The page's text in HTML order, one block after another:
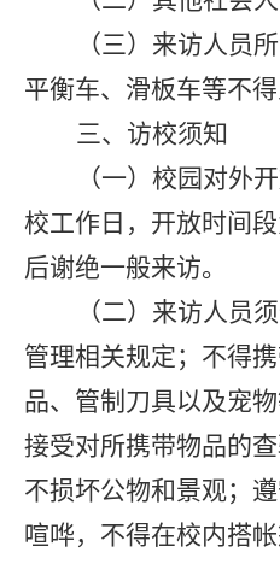
（三）来访人员
平衡车、滑板车等不得
三、访校须知
（一）校园对外
校工作日，开放时间
后谢绝一般来访。
（二）来访人员
管理相关规定；不得
品、管制刀具以及宠
接受对所携带物品的
不损坏公物和景观；
喧哗，不得在校内搭